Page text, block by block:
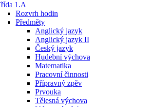
1.A
Rozvrh hodin
Předměty
Anglický jazyk
Anglický jazyk II
Český jazyk
Hudební výchova
Matematika
Pracovní činnosti
Přípravný zpěv
Prvouka
Tělesná výchova